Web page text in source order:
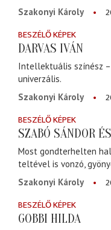
Szakonyi Károly
BESZÉLŐ KÉPEK
DARVAS IVÁN
Intellektuális színész –
univerzális.
Szakonyi Károly
BESZÉLŐ KÉPEK
SZABÓ SÁNDOR
Most gondterhelten
teltével is vonzó,
Szakonyi Károly
BESZÉLŐ KÉPEK
GOBBI HILDA